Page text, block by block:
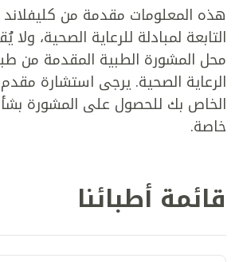
هذه المعلومات مقدمة من
التابعة لمبادلة للرعاية الصحية،
محل المشورة الطبية المقدمة من
الرعاية الصحية. يرجى استشارة مقدم
الخاص بك للحصول على المشورة
خاصة.
قائمة أطبائنا